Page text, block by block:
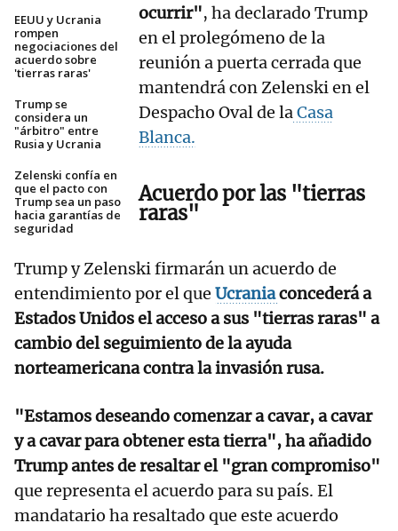
EEUU y Ucrania
rompen
negociaciones del
acuerdo sobre
'tierras raras'
Trump se
considera un
"árbitro" entre
Rusia y Ucrania
Zelenski confía en
que el pacto con
Trump sea un paso
hacia garantías de
seguridad
ocurrir", ha declarado Trump
en el prolegómeno de la
reunión a puerta cerrada que
mantendrá con Zelenski en el
Despacho Oval de laCasa
Blanca.
Acuerdo por las "tierras
raras"
Trump y Zelenski firmarán un acuerdo de
entendimiento por el que Ucraniaconcederá a
Estados Unidos el acceso a sus "tierras raras" a
cambio del seguimiento de la ayuda
norteamericana contra la invasión rusa.
"Estamos deseando comenzar a cavar, a cavar
y a cavar para obtener esta tierra", ha añadido
Trump antes de resaltar el "gran compromiso"
que representa el acuerdo para su país. El
mandatario ha resaltado que este acuerdo